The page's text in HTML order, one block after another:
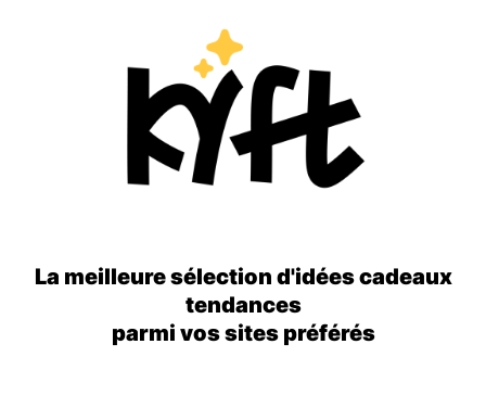
La meilleure sélection d'idées cadeaux
tendances
parmi vos sites préférés